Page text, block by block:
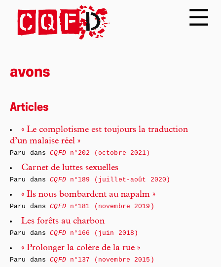
avons
Articles
« Le complotisme est toujours la traduction
d’un malaise réel »
Paru dansCQFDn°202 (octobre 2021)
Carnet de luttes sexuelles
Paru dansCQFDn°189 (juillet-août 2020)
« Ils nous bombardent au napalm »
Paru dansCQFDn°181 (novembre 2019)
Les forêts au charbon
Paru dansCQFDn°166 (juin 2018)
« Prolonger la colère de la rue »
Paru dansCQFDn°137 (novembre 2015)